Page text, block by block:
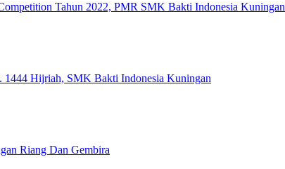
Tahun 2022, PMR SMK Bakti Indonesia Kuningan
Hijriah, SMK Bakti Indonesia Kuningan
Riang Dan Gembira